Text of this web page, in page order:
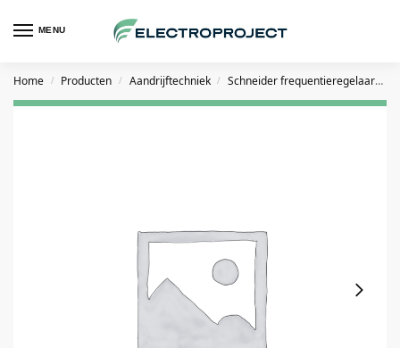
MENU
Home / Producten / Aandrijftechniek / Schneider frequentieregelaars